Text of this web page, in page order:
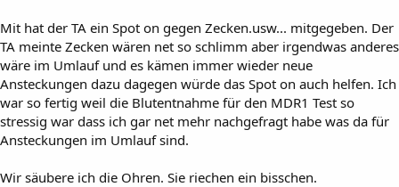
Mit hat der TA ein Spot on gegen Zecken.usw... mitgegeben. Der
TA meinte Zecken wären net so schlimm aber irgendwas anderes
wäre im Umlauf und es kämen immer wieder neue
Ansteckungen dazu dagegen würde das Spot on auch helfen. Ich
war so fertig weil die Blutentnahme für den MDR1 Test so
stressig war dass ich gar net mehr nachgefragt habe was da für
Ansteckungen im Umlauf sind.
Wir säubere ich die Ohren. Sie riechen ein bisschen.